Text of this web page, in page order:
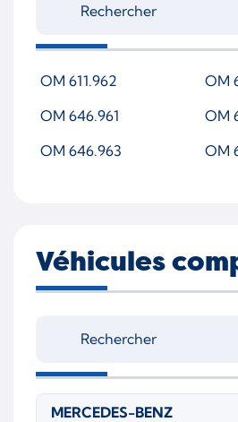
OM 611.962
OM
OM 646.961
OM
OM 646.963
OM
Véhicules
MERCEDES-BENZ